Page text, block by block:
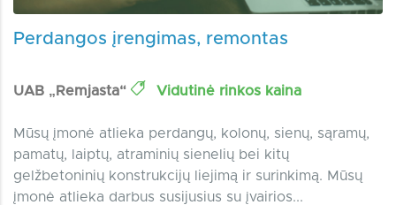
Perdangos įrengimas, remontas
UAB „Remjasta“ Vidutinė rinkos kaina
Mūsų įmonė atlieka perdangų, kolonų, sienų, sąramų,
pamatų, laiptų, atraminių sienelių bei kitų
gelžbetoninių konstrukcijų liejimą ir surinkimą. Mūsų
įmonė atlieka darbus susijusius su įvairios...